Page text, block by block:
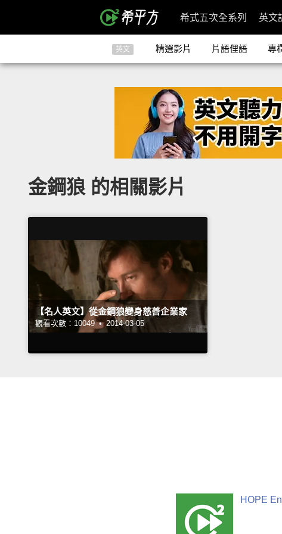
希式五次全系列 英文
英文 精選影片 片語俚語 專
金鋼狼 的相關影片
【名人英文】從金鋼狼變身慈善企業家
觀看次數：10049 • 2014-03-05
HOPE